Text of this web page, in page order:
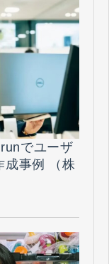
でユーザ
成事例 （株